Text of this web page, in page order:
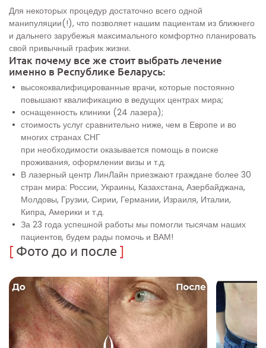
Для некоторых процедур достаточно всего одной
манипуляции(!), что позволяет нашим пациентам из ближнего
и дальнего зарубежья максимального комфортно планировать
свой привычный график жизни.
Итак почему все же стоит выбрать лечение
именно в Республике Беларусь:
высококвалифицированные врачи, которые постоянно
повышают квалификацию в ведущих центрах мира;
оснащенность клиники (24 лазера);
стоимость услуг сравнительно ниже, чем в Европе и во
многих странах СНГ
при необходимости оказывается помощь в поиске
проживания, оформлении визы и т.д.
В лазерный центр ЛинЛайн приезжают граждане более 30
стран мира: России, Украины, Казахстана, Азербайджана,
Молдовы, Грузии, Сирии, Германии, Израиля, Италии,
Кипра, Америки и т.д.
За 23 года успешной работы мы помогли тысячам наших
пациентов, будем рады помочь и ВАМ!
[ Фото до и после ]